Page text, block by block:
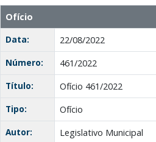
Ofício
Data:
22/08/2022
Número:
461/2022
Título:
Ofício 461/2022
Tipo:
Ofício
Autor:
Legislativo Municipal